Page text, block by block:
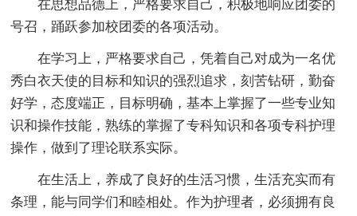
在思想品德上，严格要求自己，积极地响应团委的
号召，踊跃参加校团委的各项活动。
在学习上，严格要求自己，凭着自己对成为一名优
秀白衣天使的目标和知识的强烈追求，刻苦钻研，勤奋
好学，态度端正，目标明确，基本上掌握了一些专业知
识和操作技能，熟练的掌握了专科知识和各项专科护理
操作，做到了理论联系实际。
在生活上，养成了良好的生活习惯，生活充实而有
条理，能与同学们和睦相处。作为护理者，必须拥有良